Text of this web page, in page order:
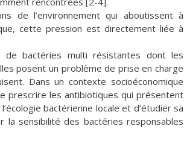
de l’environnement qui aboutissent à
cette pression est directement liée à
de bactéries multi résistantes dont les
posent un problème de prise en charge
Dans un contexte socioéconomique
prescrire les antibiotiques qui présentent
bactérienne locale et d’étudier sa
la sensibilité des bactéries responsables